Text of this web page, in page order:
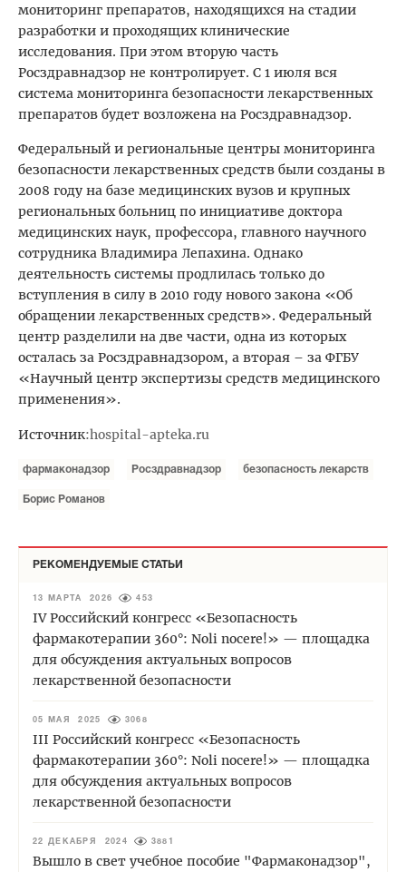
мониторинг препаратов, находящихся на стадии
разработки и проходящих клинические
исследования. При этом вторую часть
Росздравнадзор не контролирует. С 1 июля вся
система мониторинга безопасности лекарственных
препаратов будет возложена на Росздравнадзор.
Федеральный и региональные центры мониторинга
безопасности лекарственных средств были созданы в
2008 году на базе медицинских вузов и крупных
региональных больниц по инициативе доктора
медицинских наук, профессора, главного научного
сотрудника Владимира Лепахина. Однако
деятельность системы продлилась только до
вступления в силу в 2010 году нового закона «Об
обращении лекарственных средств». Федеральный
центр разделили на две части, одна из которых
осталась за Росздравнадзором, а вторая – за ФГБУ
«Научный центр экспертизы средств медицинского
применения».
Источник:hospital-apteka.ru
фармаконадзор Росздравнадзор безопасность лекарств
Борис Романов
РЕКОМЕНДУЕМЫЕ СТАТЬИ
13 МАРТА 2026 453
IV Российский конгресс «Безопасность
фармакотерапии 360°: Noli nocere!» — площадка
для обсуждения актуальных вопросов
лекарственной безопасности
05 МАЯ 2025 3068
III Российский конгресс «Безопасность
фармакотерапии 360°: Noli nocere!» — площадка
для обсуждения актуальных вопросов
лекарственной безопасности
22 ДЕКАБРЯ 2024 3881
Вышло в свет учебное пособие "Фармаконадзор",